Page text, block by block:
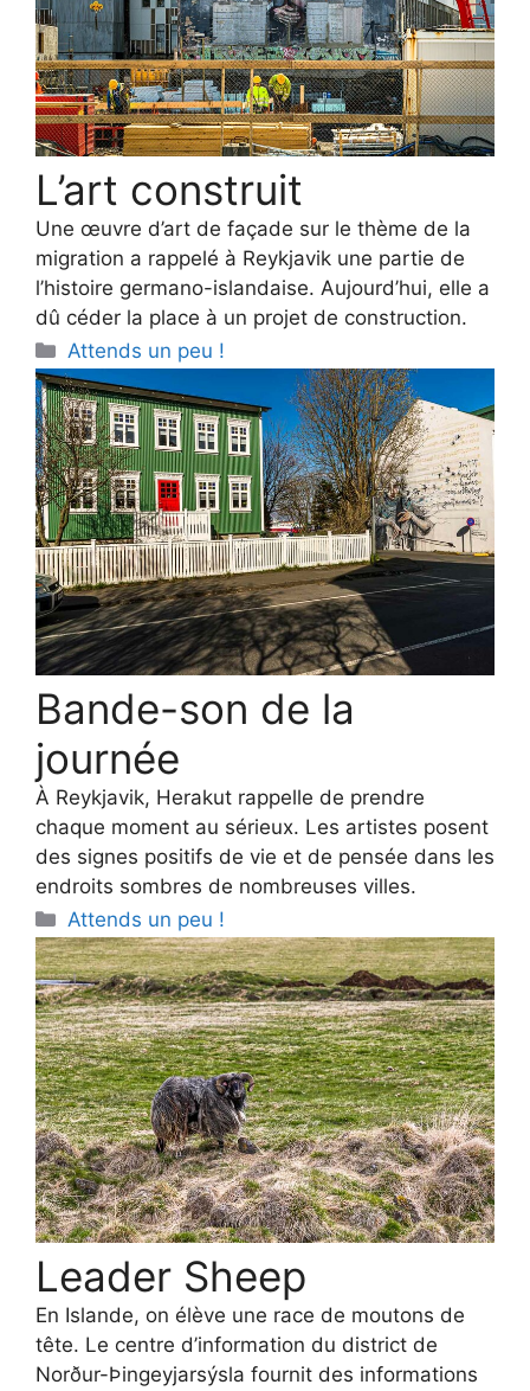
L’art construit
Une œuvre d’art de façade sur le thème de la
migration a rappelé à Reykjavik une partie de
l’histoire germano-islandaise. Aujourd’hui, elle a
dû céder la place à un projet de construction.
Categories
Attends un peu !
Bande-son de la
journée
À Reykjavik, Herakut rappelle de prendre
chaque moment au sérieux. Les artistes posent
des signes positifs de vie et de pensée dans les
endroits sombres de nombreuses villes.
Categories
Attends un peu !
Leader Sheep
En Islande, on élève une race de moutons de
tête. Le centre d’information du district de
Norður-Þingeyjarsýsla fournit des informations